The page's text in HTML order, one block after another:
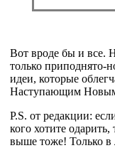
Вот вроде бы и все.
только приподнято-
идеи, которые
Наступающим
P.S. от редакции:
кого хотите
выше тоже! Только в